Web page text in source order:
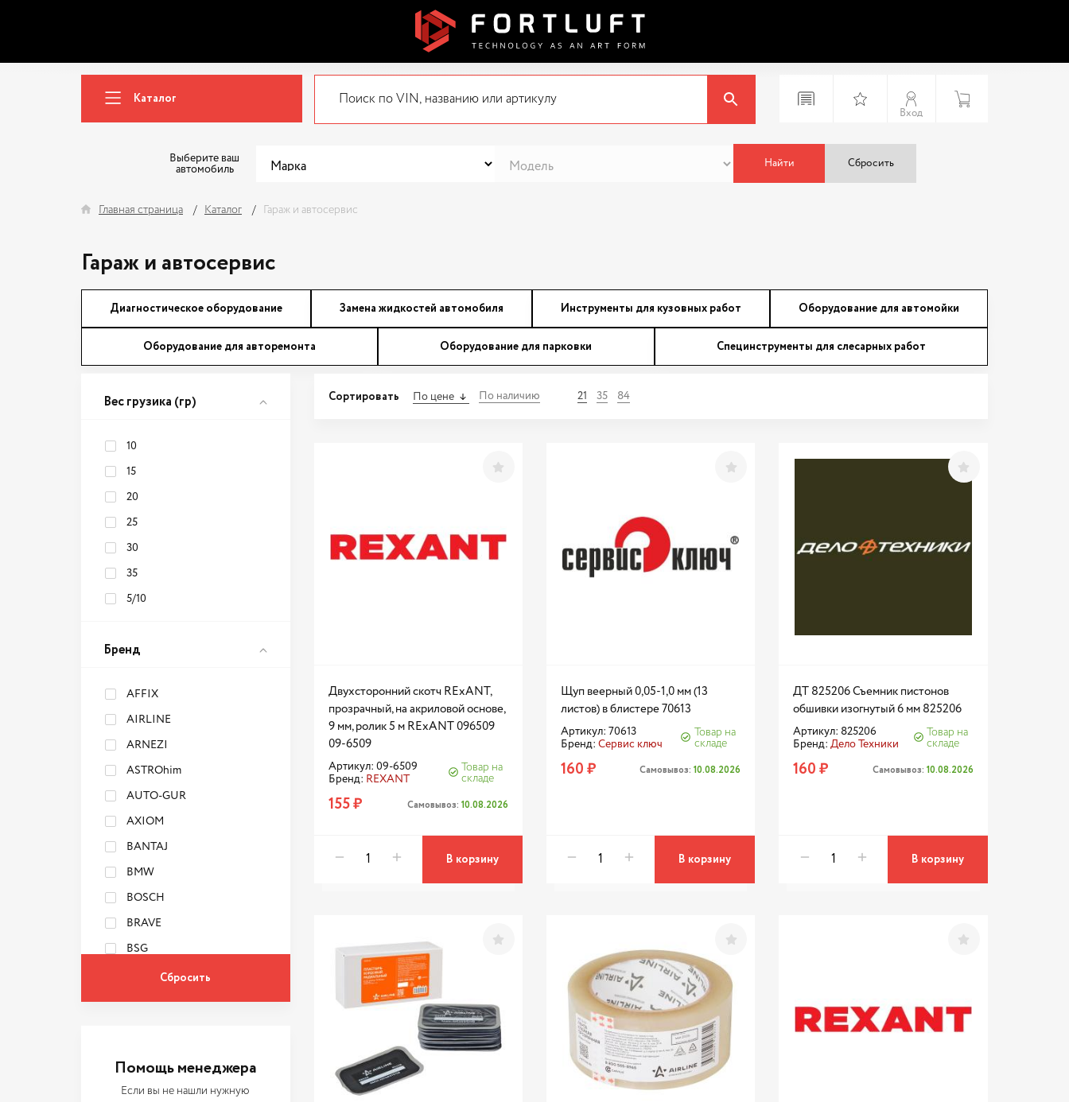
Каталог
Вход
Выберите ваш
автомобиль
Найти Сбросить
Главная страница Каталог Гараж и автосервис
Гараж и автосервис
Диагностическое оборудование Замена жидкостей автомобиля Инструменты для кузовных работ Оборудование для автомойки
Оборудование для авторемонта Оборудование для парковки Специнструменты для слесарных работ
Вес грузика (гр)
10
15
20
25
30
35
5/10
Бренд
AFFIX
AIRLINE
ARNEZI
ASTROhim
AUTO-GUR
AXIOM
BANTAJ
BMW
BOSCH
BRAVE
BSG
CLIPPER
FORCE
Помощь менеджера
Если вы не нашли нужную
Сортировать По цене По наличию 21 35 84
Двухсторонний скотч RExANT,
прозрачный, на акриловой основе,
9 мм, ролик 5 м RExANT 096509
09-6509
Артикул: 09-6509
Бренд: REXANT
Товар на
складе
155 ₽ Самовывоз: 10.08.2026
В корзину
Щуп веерный 0,05-1,0 мм (13
листов) в блистере 70613
Артикул: 70613
Бренд: Сервис ключ
Товар на
складе
160 ₽ Самовывоз:10.08.2026
В корзину
ДТ 825206 Съемник пистонов
обшивки изогнутый 6 мм 825206
Артикул: 825206
Бренд:Дело Техники
Товар на
складе
160 ₽ Самовывоз: 10.08.2026
В корзину